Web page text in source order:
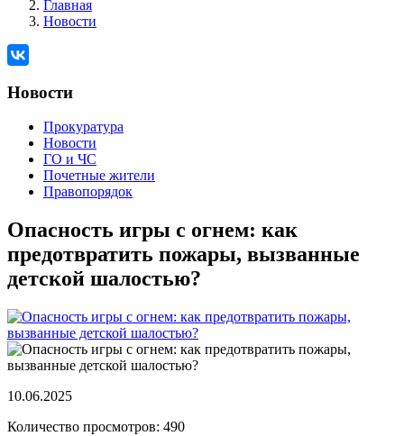
Главная
Новости
Новости
Прокуратура
Новости
ГО и ЧС
Почетные жители
Правопорядок
Опасность игры с огнем: как
предотвратить пожары, вызванные
детской шалостью?
10.06.2025
Количество просмотров: 490